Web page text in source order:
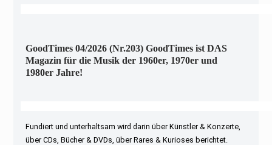
GoodTimes 04/2026 (Nr.203) GoodTimes ist DAS
Magazin für die Musik der 1960er, 1970er und
1980er Jahre!
Fundiert und unterhaltsam wird darin über Künstler & Konzerte,
über CDs, Bücher & DVDs, über Rares & Kurioses berichtet.